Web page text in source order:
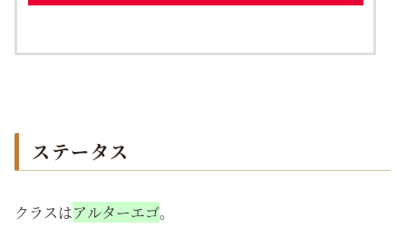
ステータス
クラスはアルターエゴ。